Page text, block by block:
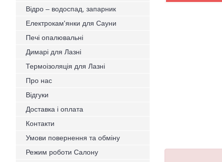
Відро – водоспад, запарник
Електрокам'янки для Сауни
Печі опалювальні
Димарі для Лазні
Термоізоляція для Лазні
Про нас
Відгуки
Доставка і оплата
Контакти
Умови повернення та обміну
Режим роботи Салону